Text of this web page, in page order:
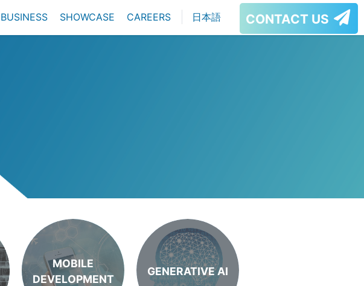
BUSINESS SHOWCASE CAREERS 日本語 CONTACT US
MOBILE
DEVELOPMENT
GENERATIVE AI